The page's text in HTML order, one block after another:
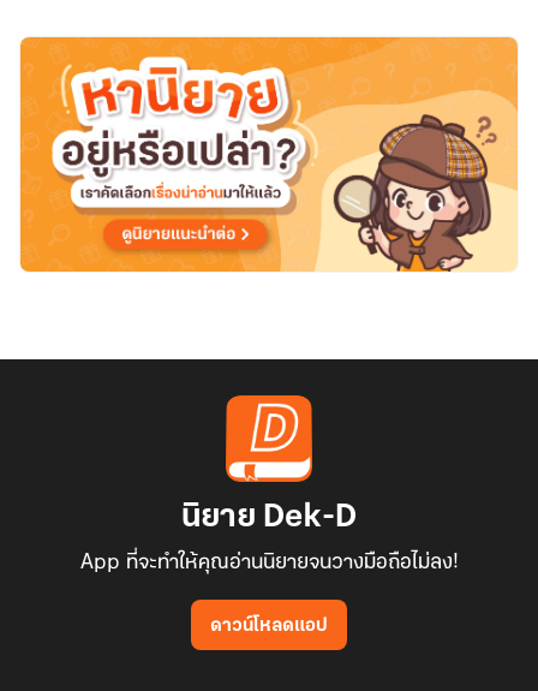
นิยาย Dek-D
App ที่จะทำให้คุณอ่านนิยายจนวางมือถือไม่ลง!
ดาวน์โหลดแอป